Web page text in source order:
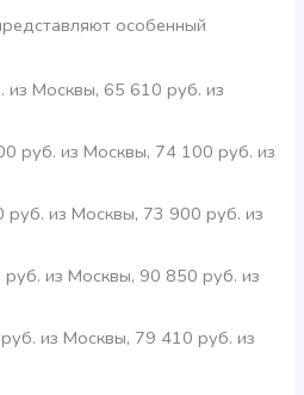
особенный
из Москвы, 65 610 руб. из
руб. из Москвы, 74 100 руб. из
руб. из Москвы, 73 900 руб. из
руб. из Москвы, 90 850 руб. из
из Москвы, 79 410 руб. из